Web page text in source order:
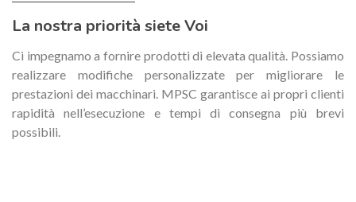
La nostra priorità siete Voi
Ci impegnamo a fornire prodotti di elevata qualità. Possiamo
realizzare modifiche personalizzate per migliorare le
prestazioni dei macchinari. MPSC garantisce ai propri clienti
rapidità nell’esecuzione e tempi di consegna più brevi
possibili.